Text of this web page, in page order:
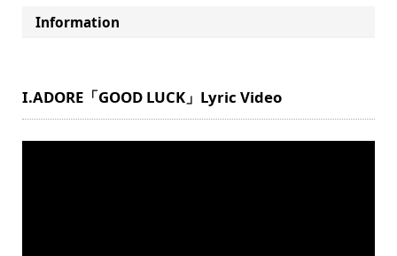
Information
I.ADORE「GOOD LUCK」Lyric Video